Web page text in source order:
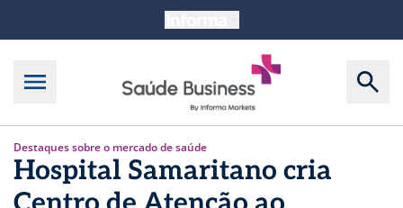
Destaques sobre o mercado de saúde
Hospital Samaritano cria